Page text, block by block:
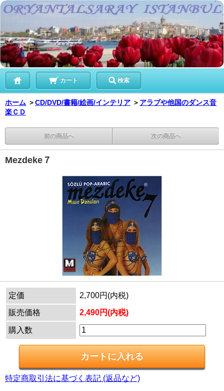
カート 検索
ホーム ＞CD/DVD/書籍/絵画/インテリア ＞ アラブや他国のダンス音
楽ＣＤ
前の商品へ 次の商品へ
Mezdeke７
定価
2,700円(内税)
販売価格
2,490円(内税)
購入数
特定商取引法に基づく表記 (返品など)